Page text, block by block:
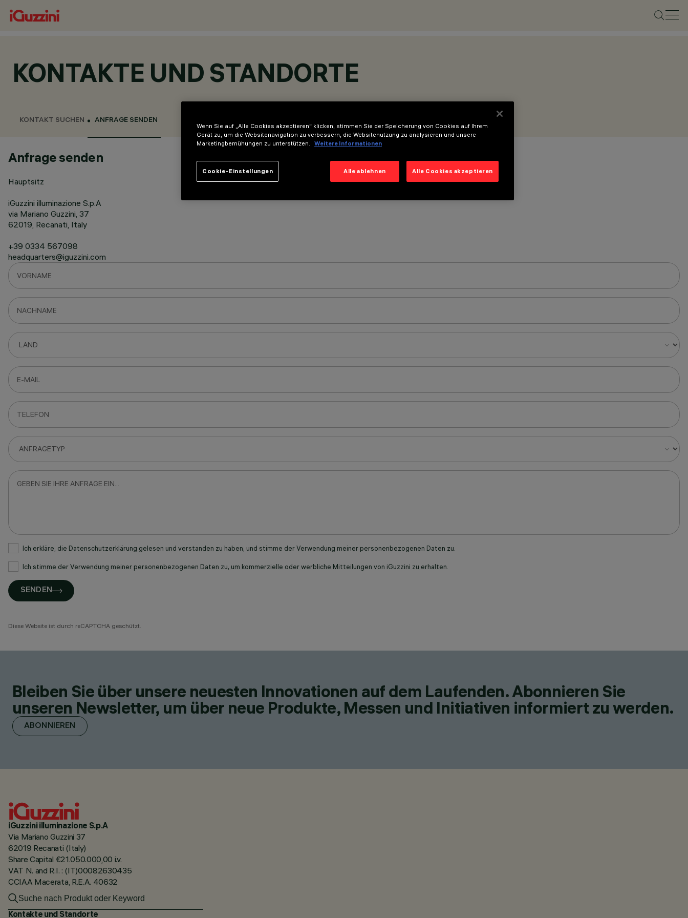
KONTAKTE UND STANDORTE
KONTAKT SUCHEN ANFRAGE SENDEN
Anfrage senden
Hauptsitz
iGuzzini illuminazione S.p.A
via Mariano Guzzini, 37
62019, Recanati, Italy
+39 0334 567098
headquarters@iguzzini.com
Ich erkläre, die Datenschutzerklärung gelesen und verstanden zu haben, und stimme der Verwendung meiner personenbezogenen Daten zu.
Ich stimme der Verwendung meiner personenbezogenen Daten zu, um kommerzielle oder werbliche Mitteilungen von iGuzzini zu erhalten.
SENDEN
Diese Website ist durch reCAPTCHA geschützt.
Bleiben Sie über unsere neuesten Innovationen auf dem Laufenden. Abonnieren Sie
unseren Newsletter, um über neue Produkte, Messen und Initiativen informiert zu werden.
ABONNIEREN
iGuzzini illuminazione S.p.A
Via Mariano Guzzini 37
62019 Recanati (Italy)
Share Capital €21.050.000,00 i.v.
VAT N. and R.I. : (IT)00082630435
CCIAA Macerata, R.E.A. 40632
Kontakte und Standorte
Wenn Sie auf „Alle Cookies akzeptieren“ klicken, stimmen Sie der Speicherung von Cookies auf Ihrem
Gerät zu, um die Websitenavigation zu verbessern, die Websitenutzung zu analysieren und unsere
Marketingbemühungen zu unterstützen.
Weitere Informationen
Alle ablehnen Alle Cookies akzeptieren
Cookie-Einstellungen